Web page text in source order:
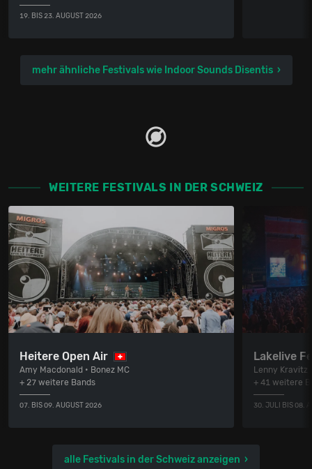
19. BIS 23. AUGUST 2026
mehr ähnliche Festivals wie Indoor Sounds Disentis
WEITERE FESTIVALS IN DER SCHWEIZ
Heitere Open Air
Amy Macdonald • Bonez MC
+ 27 weitere Bands
07. BIS 09. AUGUST 2026
Lakelive
Lenny Kravitz
+ 41 weitere
30. JULI BIS 08.
alle Festivals in der Schweiz anzeigen